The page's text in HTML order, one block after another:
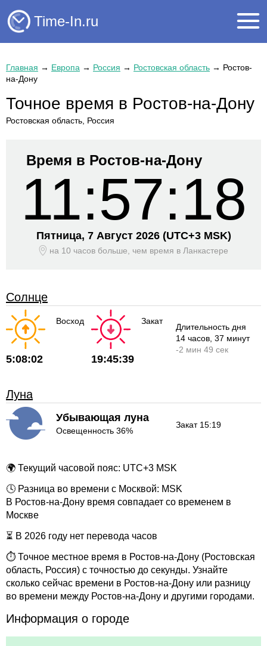
Time-In.ru
Главная → Европа → Россия → Ростовская область → Ростов-
на-Дону
Точное время в Ростов-на-Дону
Ростовская область, Россия
Время в Ростов-на-Дону
11:57:19
Пятница, 7 Август 2026 (UTC+3 MSK)
на 10 часов больше, чем время в Ланкастере
Солнце
Восход
5:08:02
Закат
19:45:39
Длительность дня
14 часов , 37 минут
-2 мин49 сек
Луна
Убывающая луна
Освещенность 36%
Закат 15:19
🌍 Текущий часовой пояс: UTC+3 MSK
🕓 Разница во времени с Москвой: MSK
В Ростов-на-Дону время совпадает со временем в
Москве
⏳ В 2026 году нет перевода часов
⏱ Точное местное время в Ростов-на-Дону (Ростовская
область, Россия) с точностью до секунды. Узнайте
сколько сейчас времени в Ростов-на-Дону или разницу
во времени между Ростов-на-Дону и другими городами.
Информация о городе